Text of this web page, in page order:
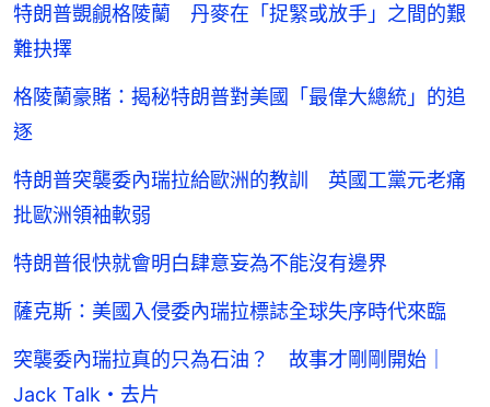
特朗普覬覦格陵蘭 丹麥在「捉緊或放手」之間的艱
難抉擇
格陵蘭豪賭：揭秘特朗普對美國「最偉大總統」的追
逐
特朗普突襲委內瑞拉給歐洲的教訓 英國工黨元老痛
批歐洲領袖軟弱
特朗普很快就會明白肆意妄為不能沒有邊界
薩克斯：美國入侵委內瑞拉標誌全球失序時代來臨
突襲委內瑞拉真的只為石油？ 故事才剛剛開始｜
Jack Talk・去片